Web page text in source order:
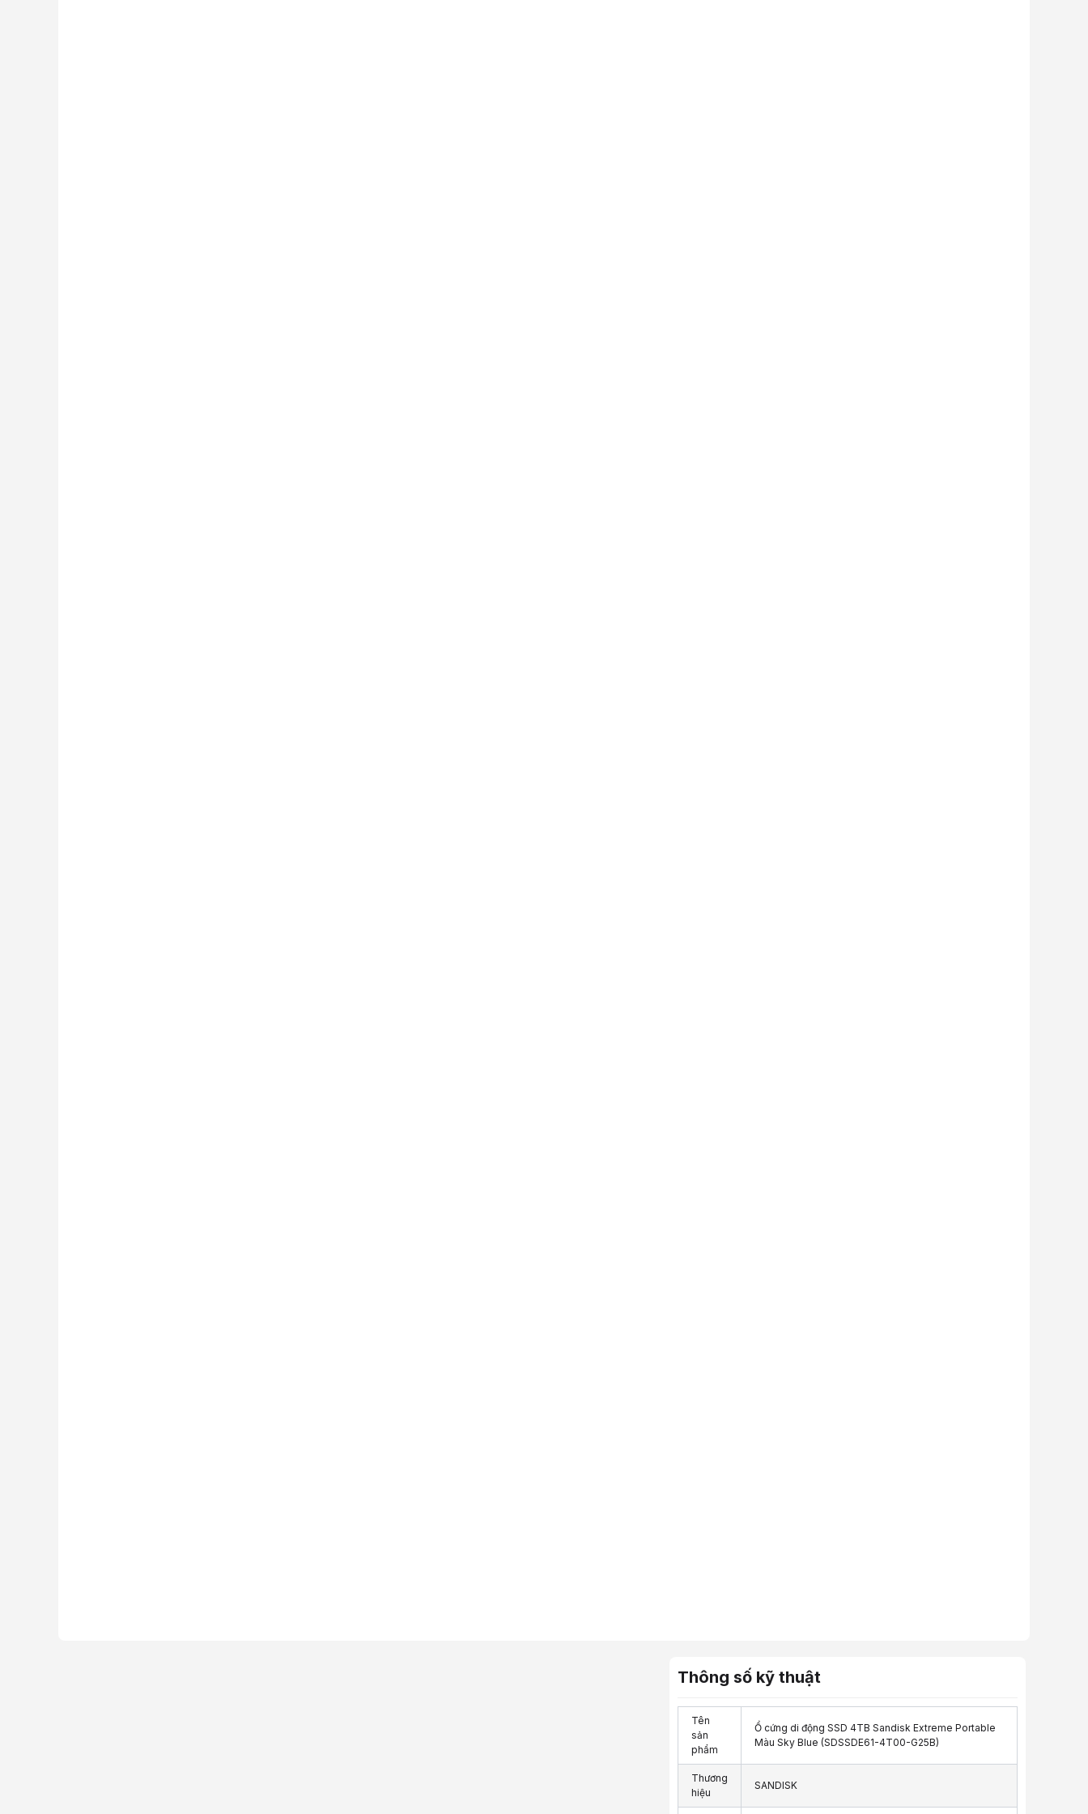
Thông số kỹ thuật
Tên
sản
phẩm
Ổ cứng di động SSD 4TB Sandisk Extreme Portable
Màu Sky Blue (SDSSDE61-4T00-G25B)
Thương
hiệu
SANDISK